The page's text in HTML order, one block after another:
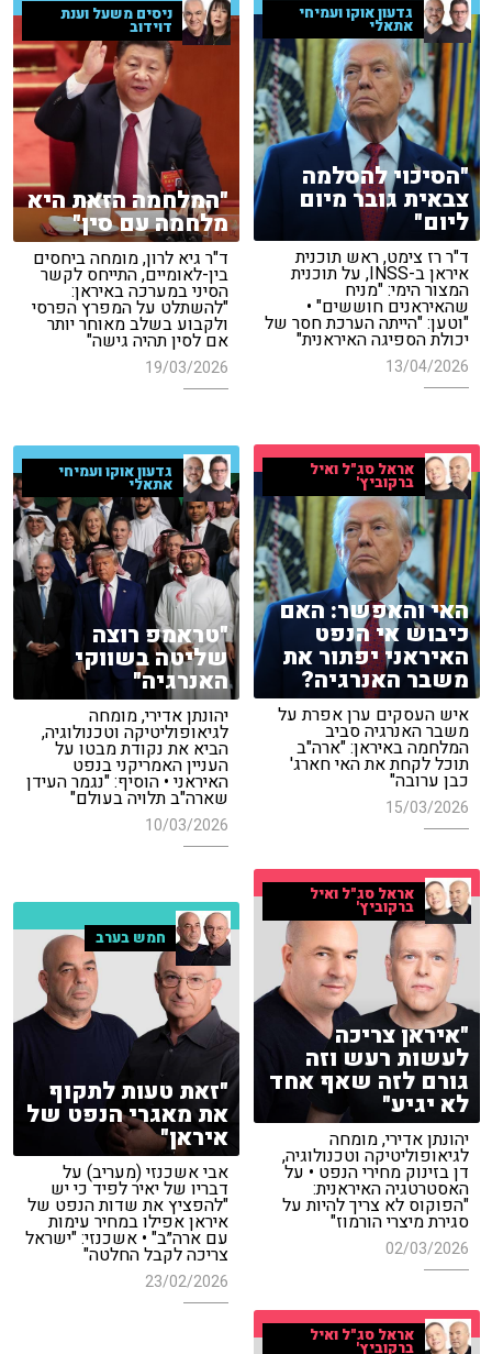
גדעון אוקו ועמיחי
אתאלי
"הסיכוי להסלמה
צבאית גובר מיום
ליום"
ד"ר רז צימט, ראש תוכנית
איראן ב-INSS, על תוכנית
המצור הימי: "מניח
שהאיראנים חוששים" •
"וטען: "הייתה הערכת חסר של
יכולת הספיגה האיראנית"
13/04/2026
ניסים משעל וענת
דוידוב
"המלחמה הזאת היא
מלחמה עם סין"
ד"ר גיא לרון, מומחה ביחסים
בין-לאומיים, התייחס לקשר
הסיני במערכה באיראן:
"להשתלט על המפרץ הפרסי
ולקבוע בשלב מאוחר יותר
אם לסין תהיה גישה"
19/03/2026
אראל סג"ל ואיל
ברקוביץ'
האי והאפשר: האם
כיבוש אי הנפט
האיראני יפתור את
משבר האנרגיה?
איש העסקים ערן אפרת על
משבר האנרגיה סביב
המלחמה באיראן: "ארה"ב
תוכל לקחת את האי חארג'
כבן ערובה"
15/03/2026
גדעון אוקו ועמיחי
אתאלי
"טראמפ רוצה
שליטה בשווקי
האנרגיה"
יהונתן אדירי, מומחה
לגיאופוליטיקה וטכנולוגיה,
הביא את נקודת מבטו על
העניין האמריקני בנפט
האיראני • הוסיף: "נגמר העידן
שארה"ב תלויה בעולם"
10/03/2026
אראל סג"ל ואיל
ברקוביץ'
"איראן צריכה
לעשות רעש וזה
גורם לזה שאף אחד
לא יגיע"
יהונתן אדירי, מומחה
לגיאופוליטיקה וטכנולוגיה,
דן בזינוק מחירי הנפט • על
האסטרטגיה האיראנית:
"הפוקוס לא צריך להיות על
סגירת מיצרי הורמוז"
02/03/2026
חמש בערב
"זאת טעות לתקוף
את מאגרי הנפט של
איראן"
אבי אשכנזי (מעריב) על
דבריו של יאיר לפיד כי יש
"להפציץ את שדות הנפט של
איראן אפילו במחיר עימות
עם ארה״ב" • אשכנזי: "ישראל
צריכה לקבל החלטה"
23/02/2026
אראל סג"ל ואיל
ברקוביץ'